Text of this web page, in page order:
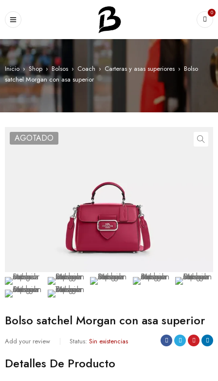
0
Inicio › Shop › Bolsos › Coach › Carteras y asas superiores › Bolso
satchel Morgan con asa superior
AGOTADO
Bolso satchel Morgan con asa superior
Add your review Status: Sin existencias
Detalles De Producto